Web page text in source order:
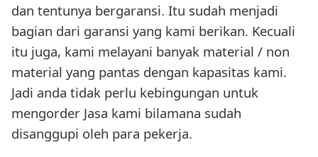
dan tentunya bergaransi. Itu sudah menjadi
bagian dari garansi yang kami berikan. Kecuali
itu juga, kami melayani banyak material / non
material yang pantas dengan kapasitas kami.
Jadi anda tidak perlu kebingungan untuk
mengorder Jasa kami bilamana sudah
disanggupi oleh para pekerja.